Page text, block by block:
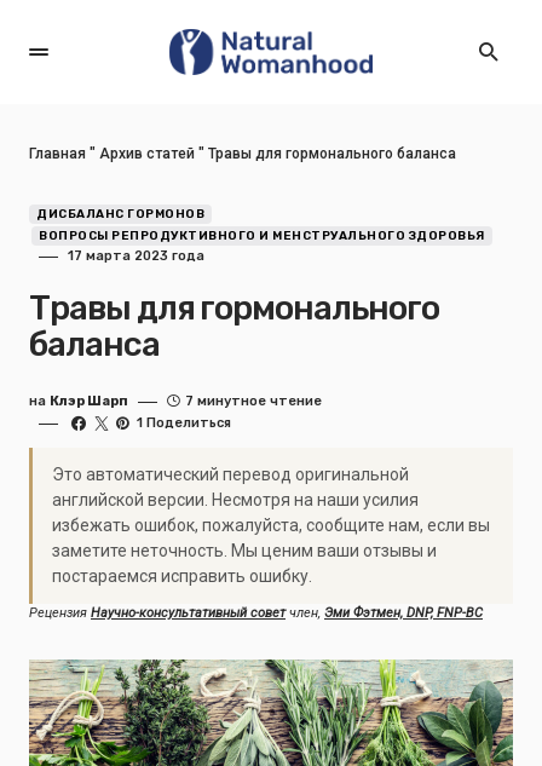
Главная " Архив статей " Травы для гормонального баланса
ДИСБАЛАНС ГОРМОНОВ
ВОПРОСЫ РЕПРОДУКТИВНОГО И МЕНСТРУАЛЬНОГО ЗДОРОВЬЯ
17 марта 2023 года
Травы для гормонального
баланса
на Клэр Шарп
7 минутное чтение
1 Поделиться
Это автоматический перевод оригинальной
английской версии. Несмотря на наши усилия
избежать ошибок, пожалуйста, сообщите нам, если вы
заметите неточность. Мы ценим ваши отзывы и
постараемся исправить ошибку.
Рецензия Научно-консультативный советчлен, Эми Фэтмен, DNP, FNP-BC